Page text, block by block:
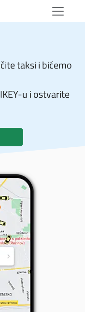
taksi i bićemo
u i ostvarite